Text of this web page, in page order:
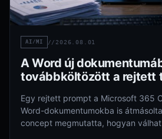
AI/MI // 2026.08.01
A Word új
továbbköltözött a rejtett
Egy rejtett prompt a Microsoft 365
Word-dokumentumokba is
concept megmutatta, hogyan